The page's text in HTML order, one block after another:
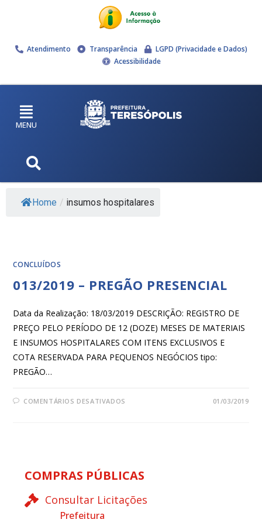
Atendimento Transparência
LGPD (Privacidade e Dados)
Acessibilidade
MENU
Home / insumos hospitalares
CONCLUÍDOS
013/2019 – PREGÃO PRESENCIAL
Data da Realização: 18/03/2019 DESCRIÇÃO: REGISTRO DE
PREÇO PELO PERÍODO DE 12 (DOZE) MESES DE MATERIAIS
E INSUMOS HOSPITALARES COM ITENS EXCLUSIVOS E
COTA RESERVADA PARA PEQUENOS NEGÓCIOS tipo:
PREGÃO…
COMENTÁRIOS DESATIVADOS 01/03/2019
COMPRAS PÚBLICAS
Consultar Licitações
Prefeitura